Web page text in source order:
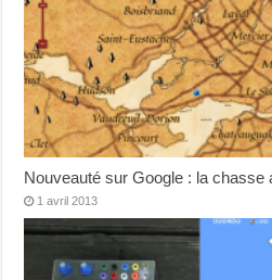
Nouveauté sur Google : la chasse
1 avril 2013